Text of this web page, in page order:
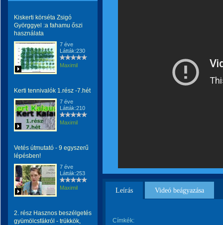
Kiskerti körséta Zsigó
Györggyel :a fahamu őszi
használata
7 éve
Látták:230
Maximil
Kerti tennivalók 1.rész -7.hét
7 éve
Látták:210
Maximil
Vetés útmutató - 9 egyszerű
lépésben!
7 éve
Látták:253
Maximil
2. rész Hasznos beszélgetés
gyümölcsfákról - trükkök,
Leírás Videó beágyazása
Címkék: